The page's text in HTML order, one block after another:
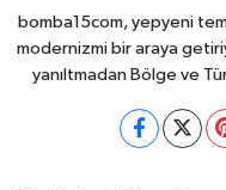
bomba15com, yepyeni
modernizmi bir araya
yanıltmadan Bölge ve